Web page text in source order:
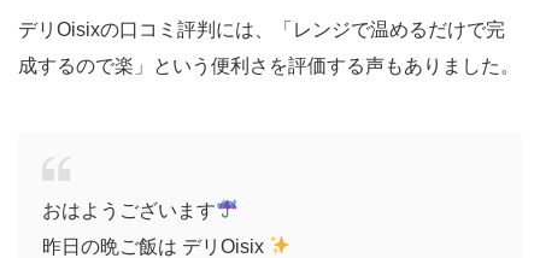
デリOisixの口コミ評判には、「レンジで温めるだけで完
成するので楽」という便利さを評価する声もありました。
おはようございます
昨日の晩ご飯は デリOisix